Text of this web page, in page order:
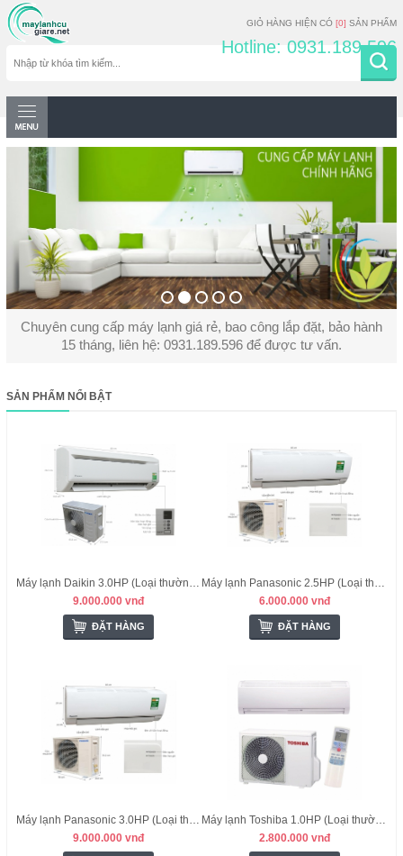
GIỎ HÀNG HIỆN CÓ[0] SẢN PHẨM
Hotline: 0931.189.596
Chuyên cung cấp máy lạnh giá rẻ, bao công lắp đặt, bảo hành
15 tháng, liên hệ: 0931.189.596 để được tư vấn.
SẢN PHẨM NỔI BẬT
Máy lạnh Daikin 3.0HP (Loại thường) - Thái Lan
9.000.000 vnđ
ĐẶT HÀNG
Máy lạnh Panasonic 2.5HP (Loại thường) - Malysia
6.000.000 vnđ
ĐẶT HÀNG
Máy lạnh Panasonic 3.0HP (Loại thường) - Malysia
9.000.000 vnđ
Máy lạnh Toshiba 1.0HP (Loại thường) - Thái Lan
2.800.000 vnđ